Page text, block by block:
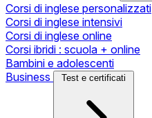
Corsi di inglese personalizzati
Corsi di inglese intensivi
Corsi di inglese online
Corsi ibridi : scuola + online
Bambini e adolescenti
Business
Test e certificati